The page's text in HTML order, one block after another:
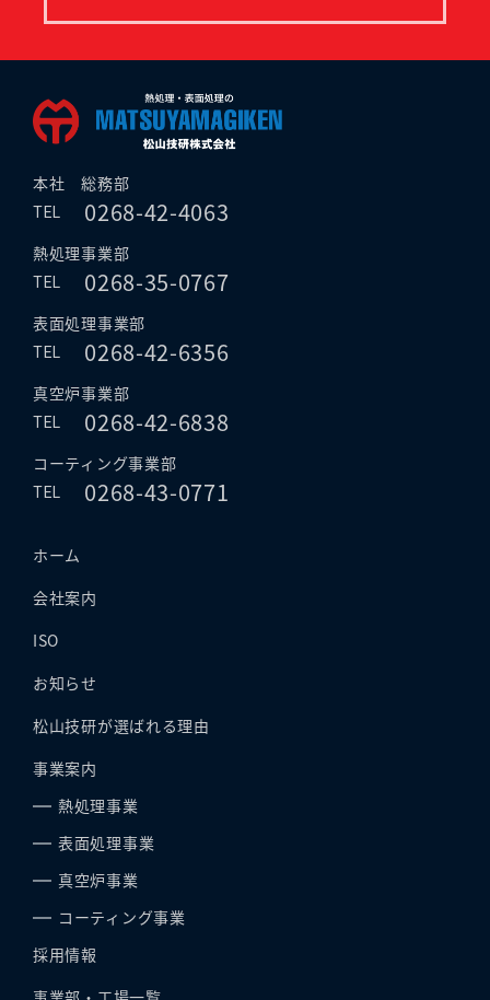
本社 総務部
TEL 0268-42-4063
熱処理事業部
TEL 0268-35-0767
表面処理事業部
TEL 0268-42-6356
真空炉事業部
TEL 0268-42-6838
コーティング事業部
TEL 0268-43-0771
ホーム
会社案内
ISO
お知らせ
松山技研が選ばれる理由
事業案内
熱処理事業
表面処理事業
真空炉事業
コーティング事業
採用情報